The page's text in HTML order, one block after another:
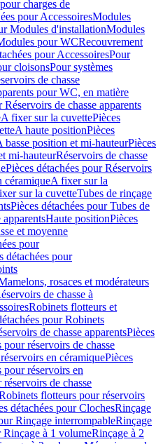
charges de
pour AccessoiresModules
Modules d'installationModules
pour WCRecouvrement
pour AccessoiresPour
cloisonsPour systèmes
de chasse
pour WC, en matière
Réservoirs de chasse apparents
A fixer sur la cuvettePièces
A haute positionPièces
basse position et mi-hauteurPièces
mi-hauteurRéservoirs de chasse
Pièces détachées pour Réservoirs
céramiqueA fixer sur la
sur la cuvetteTubes de rinçage
Pièces détachées pour Tubes de
Haute positionPièces
et moyenne
pour
détachées pour
rosaces et modérateurs
de chasse à
Robinets flotteurs et
pour Robinets
de chasse apparentsPièces
réservoirs de chasse
en céramiquePièces
pour réservoirs en
de chasse
flotteurs pour réservoirs
détachées pour ClochesRinçage
Rinçage interrompableRinçage
Rinçage à 1 volumeRinçage à 2